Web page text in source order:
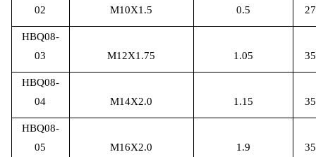
02
M10X1.5 0.5
HBQ08-
03
M12X1.75 1.05
HBQ08-
04
M14X2.0 1.15
HBQ08-
05
M16X2.0 1.9